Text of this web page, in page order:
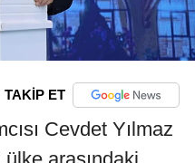
TAKİP ET
Cevdet Yılmaz